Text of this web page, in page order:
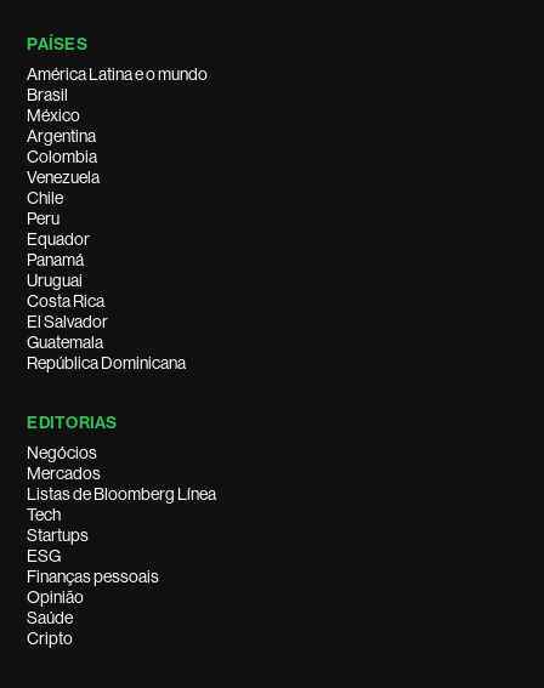
PAÍSES
América Latina e o mundo
Brasil
México
Argentina
Colombia
Venezuela
Chile
Peru
Equador
Panamá
Uruguai
Costa Rica
El Salvador
Guatemala
República Dominicana
EDITORIAS
Negócios
Mercados
Listas de Bloomberg Línea
Tech
Startups
ESG
Finanças pessoais
Opinião
Saúde
Cripto